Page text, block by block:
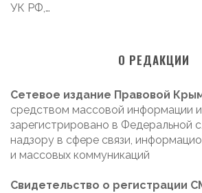
УК РФ,…
О РЕДАКЦИИ
Сетевое издание Правовой
средством массовой информации и
зарегистрировано в Федеральной
надзору в сфере связи,
и массовых коммуникаций
Свидетельство о регистрации